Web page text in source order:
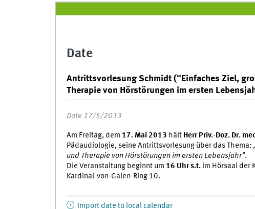
Date
Antrittsvorlesung Schmidt ("Einfaches Ziel,
Therapie von Hörstörungen im ersten
Date 17/5/2013
Am Freitag, dem 17. Mai 2013 hält Herr Priv.-Doz. Dr.
Pädaudiologie, seine Antrittsvorlesung über das Thema:
und Therapie von Hörstörungen im ersten Lebensjahr".
Die Veranstaltung beginnt um 16 Uhr s.t.im Hörsaal der
Kardinal-von-Galen-Ring 10.
Import date to local calendar